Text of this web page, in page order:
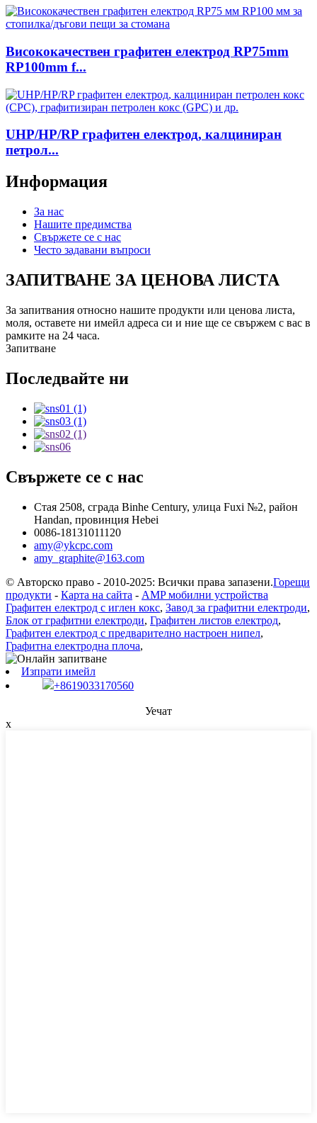
Висококачествен графитен електрод RP75mm
RP100mm f...
UHP/HP/RP графитен електрод, калциниран
петрол...
Информация
За нас
Нашите предимства
Свържете се с нас
Често задавани въпроси
ЗАПИТВАНЕ ЗА ЦЕНОВА ЛИСТА
За запитвания относно нашите продукти или ценова листа,
моля, оставете ни имейл адреса си и ние ще се свържем с вас в
рамките на 24 часа.
Запитване
Последвайте ни
Свържете се с нас
Стая 2508, сграда Binhe Century, улица Fuxi №2, район
Handan, провинция Hebei
0086-18131011120
amy@ykcpc.com
amy_graphite@163.com
© Авторско право - 2010-2025: Всички права запазени.Горещи
продукти - Карта на сайта - AMP мобилни устройства
Графитен електрод с иглен кокс, Завод за графитни електроди,
Блок от графитни електроди, Графитен листов електрод,
Графитен електрод с предварително настроен нипел,
Графитна електродна плоча,
Изпрати имейл
+8619033170560
Уечат
x